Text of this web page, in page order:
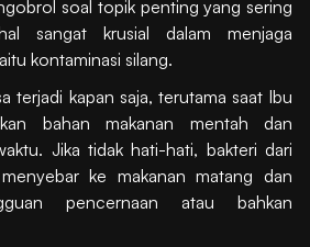
soal topik penting yang sering
sangat krusial dalam menjaga
kontaminasi silang.
terjadi kapan saja, terutama saat Ibu
bahan makanan mentah dan
Jika tidak hati-hati, bakteri dari
ke makanan matang dan
pencernaan atau bahkan